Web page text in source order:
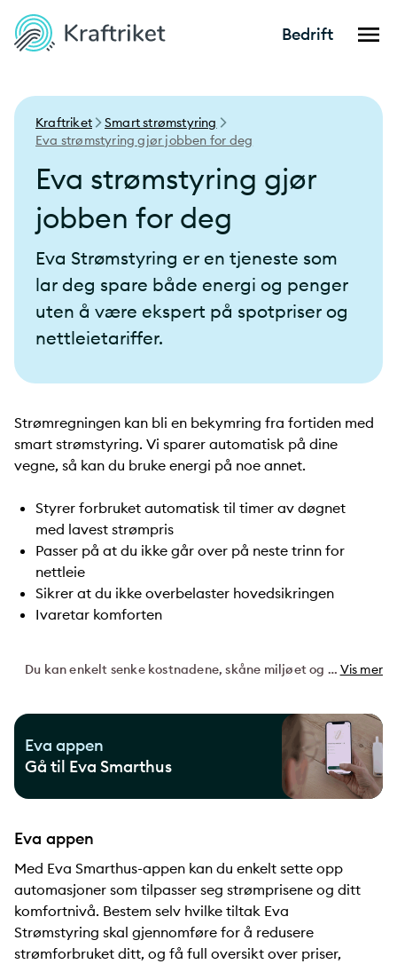
Bedrift
Kraftriket
Smart strømstyring
Eva strømstyring gjør jobben for deg
Eva strømstyring gjør
jobben for deg
Eva Strømstyring er en tjeneste som
lar deg spare både energi og penger
uten å være ekspert på spotpriser og
nettleietariffer.
Strømregningen kan bli en bekymring fra fortiden med
smart strømstyring. Vi sparer automatisk på dine
vegne, så kan du bruke energi på noe annet.
Styrer forbruket automatisk til timer av døgnet
med lavest strømpris
Passer på at du ikke går over på neste trinn for
nettleie
Sikrer at du ikke overbelaster hovedsikringen
Ivaretar komforten
Du kan enkelt senke kostnadene, skåne miljøet og ha en fullstendig automatisert strømstyring. La ditt hjem bli automatisert med Eva Smarthus, et av Norges fremste styringssystem. Vis mer
Eva appen
Gå til Eva Smarthus
Eva appen
Med Eva Smarthus-appen kan du enkelt sette opp
automasjoner som tilpasser seg strømprisene og ditt
komfortnivå. Bestem selv hvilke tiltak Eva
Strømstyring skal gjennomføre for å redusere
strømforbruket ditt, og få full oversikt over priser,